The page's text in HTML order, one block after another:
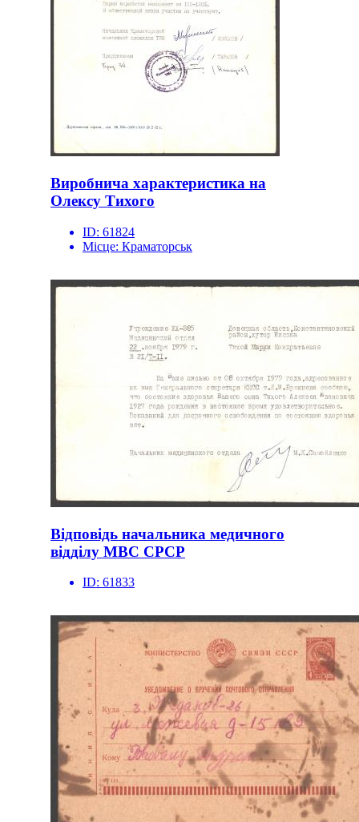
Виробнича характеристика на
Олексу Тихого
ID: 61824
Місце: Краматорськ
Відповідь начальника медичного
відділу МВС СРСР
ID: 61833